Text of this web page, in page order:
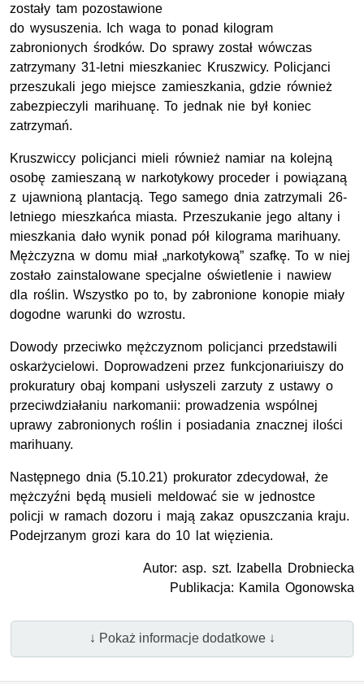
zostały tam pozostawione
do wysuszenia. Ich waga to ponad kilogram
zabronionych środków. Do sprawy został wówczas
zatrzymany 31-letni mieszkaniec Kruszwicy. Policjanci
przeszukali jego miejsce zamieszkania, gdzie również
zabezpieczyli marihuanę. To jednak nie był koniec
zatrzymań.
Kruszwiccy policjanci mieli również namiar na kolejną
osobę zamieszaną w narkotykowy proceder i powiązaną
z ujawnioną plantacją. Tego samego dnia zatrzymali 26-
letniego mieszkańca miasta. Przeszukanie jego altany i
mieszkania dało wynik ponad pół kilograma marihuany.
Mężczyzna w domu miał „narkotykową” szafkę. To w niej
zostało zainstalowane specjalne oświetlenie i nawiew
dla roślin. Wszystko po to, by zabronione konopie miały
dogodne warunki do wzrostu.
Dowody przeciwko mężczyznom policjanci przedstawili
oskarżycielowi. Doprowadzeni przez funkcjonariuiszy do
prokuratury obaj kompani usłyszeli zarzuty z ustawy o
przeciwdziałaniu narkomanii: prowadzenia wspólnej
uprawy zabronionych roślin i posiadania znacznej ilości
marihuany.
Następnego dnia (5.10.21) prokurator zdecydował, że
mężczyźni będą musieli meldować sie w jednostce
policji w ramach dozoru i mają zakaz opuszczania kraju.
Podejrzanym grozi kara do 10 lat więzienia.
Autor: asp. szt. Izabella Drobniecka
Publikacja: Kamila Ogonowska
↓ Pokaż informacje dodatkowe ↓